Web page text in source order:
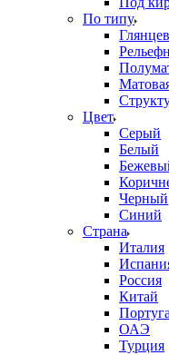
По типу
Цвет
Серый
Белый
Черный
Синий
Страна
Италия
Россия
Китай
ОАЭ
Турция